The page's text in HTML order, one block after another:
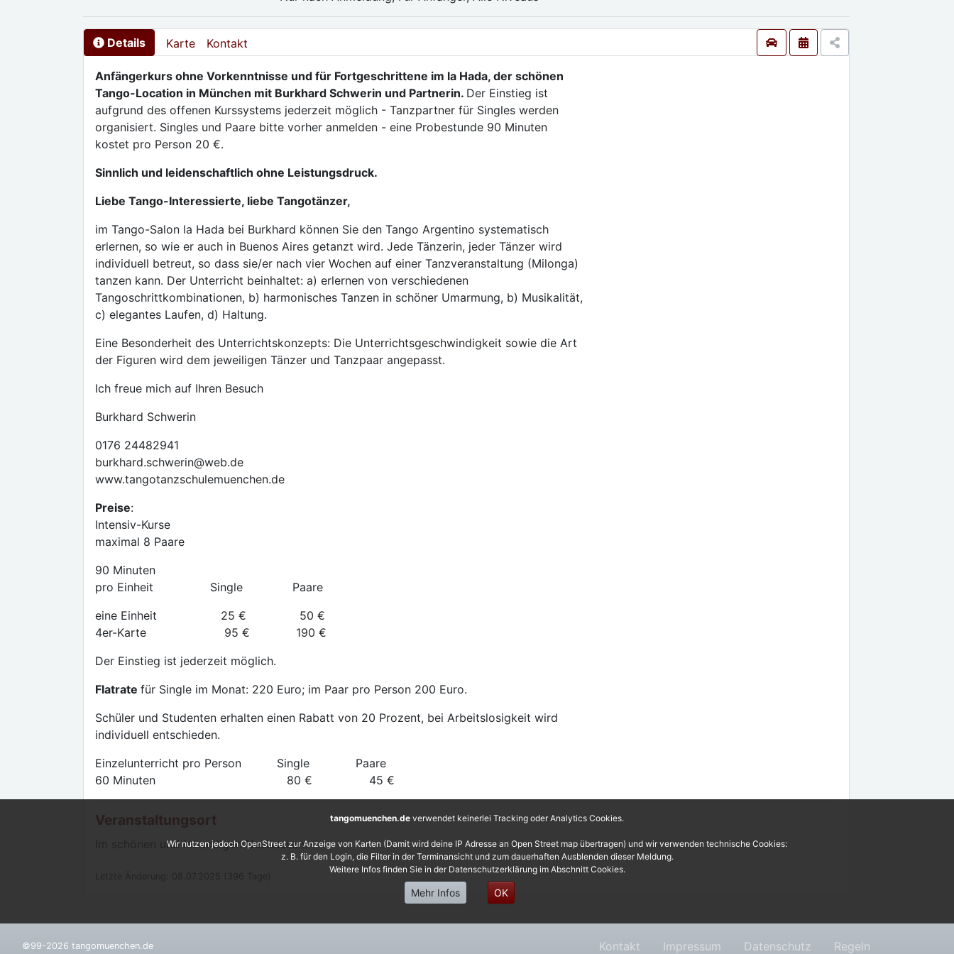
Details Karte Kontakt
Anfängerkurs ohne Vorkenntnisse und für Fortgeschrittene im la Hada, der schönen
Tango-Location in München mit Burkhard Schwerin und Partnerin. Der Einstieg ist
aufgrund des offenen Kurssystems jederzeit möglich - Tanzpartner für Singles werden
organisiert. Singles und Paare bitte vorher anmelden - eine Probestunde 90 Minuten
kostet pro Person 20 €.
Sinnlich und leidenschaftlich ohne Leistungsdruck.
Liebe Tango-Interessierte, liebe Tangotänzer,
im Tango-Salon la Hada bei Burkhard können Sie den Tango Argentino systematisch
erlernen, so wie er auch in Buenos Aires getanzt wird. Jede Tänzerin, jeder Tänzer wird
individuell betreut, so dass sie/er nach vier Wochen auf einer Tanzveranstaltung (Milonga)
tanzen kann. Der Unterricht beinhaltet: a) erlernen von verschiedenen
Tangoschrittkombinationen, b) harmonisches Tanzen in schöner Umarmung, b) Musikalität,
c) elegantes Laufen, d) Haltung.
Eine Besonderheit des Unterrichtskonzepts: Die Unterrichtsgeschwindigkeit sowie die Art
der Figuren wird dem jeweiligen Tänzer und Tanzpaar angepasst.
Ich freue mich auf Ihren Besuch
Burkhard Schwerin
0176 24482941
burkhard.schwerin@web.de
www.tangotanzschulemuenchen.de
Preise:
Intensiv-Kurse
maximal 8 Paare
90 Minuten
pro Einheit Single Paare
eine Einheit 25 € 50 €
4er-Karte 95 € 190 €
Der Einstieg ist jederzeit möglich.
Flatrate für Single im Monat: 220 Euro; im Paar pro Person 200 Euro.
Schüler und Studenten erhalten einen Rabatt von 20 Prozent, bei Arbeitslosigkeit wird
individuell entschieden.
Einzelunterricht pro Person Single Paare
60 Minuten 80 € 45 €
Veranstaltungsort
Im schönen und lebendigen Neuhausen!
©99-2026 tangomuenchen.de Kontakt Impressum Datenschutz Regeln
tangomuenchen.de verwendet keinerlei Tracking oder Analytics Cookies.
Wir nutzen jedoch OpenStreet zur Anzeige von Karten (Damit wird deine IP Adresse an Open Street map übertragen) und wir verwenden technische Cookies:
z. B. für den Login, die Filter in der Terminansicht und zum dauerhaften Ausblenden dieser Meldung.
Weitere Infos finden Sie in der Datenschutzerklärung im Abschnitt Cookies.
Mehr Infos OK